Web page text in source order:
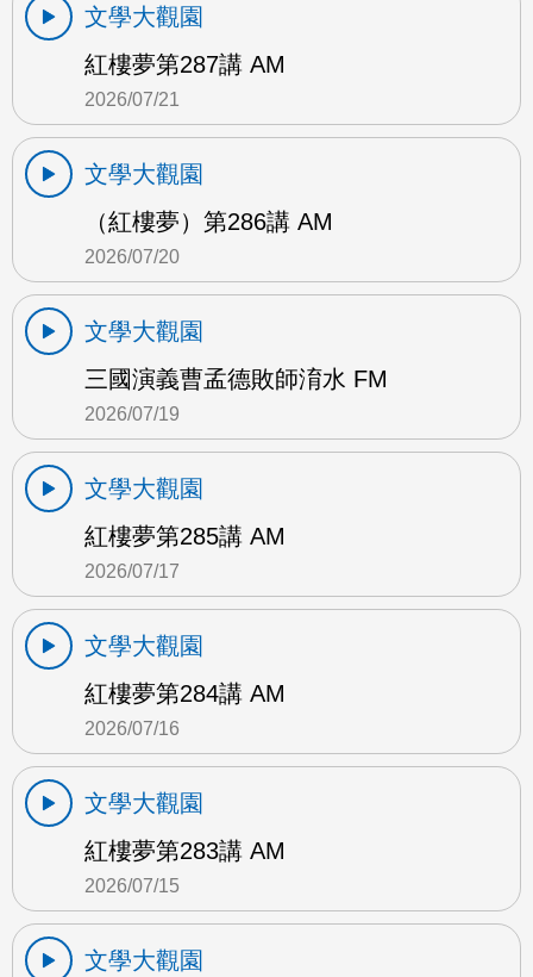
文學大觀園
紅樓夢第287講 AM
2026/07/21
文學大觀園
（紅樓夢）第286講 AM
2026/07/20
文學大觀園
三國演義曹孟德敗師淯水 FM
2026/07/19
文學大觀園
紅樓夢第285講 AM
2026/07/17
文學大觀園
紅樓夢第284講 AM
2026/07/16
文學大觀園
紅樓夢第283講 AM
2026/07/15
文學大觀園